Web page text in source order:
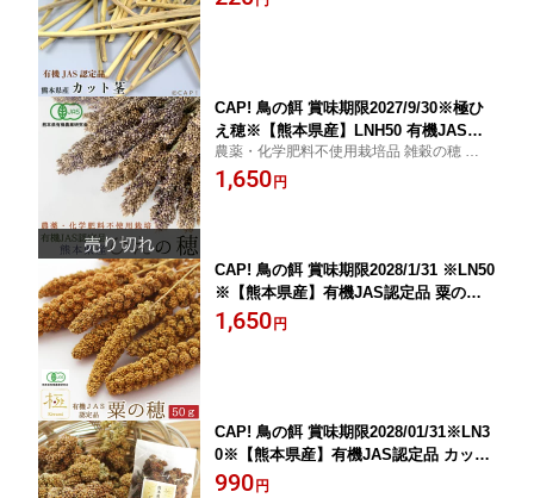
CAP! 鳥の餌 賞味期限2027/9/30※極ひ
え穂※【熊本県産】LNH50 有機JAS認
定品 【極】ひえの穂 50g 2025年産 ★
農薬・化学肥料不使用栽培品 雑穀の穂 期間
限定
1,650円
CAP! 鳥の餌 賞味期限2028/1/31 ※LN50
※【熊本県産】有機JAS認定品 粟の穂
【極】 50g 2025年産 ★
1,650円
CAP! 鳥の餌 賞味期限2028/01/31※LN3
0※【熊本県産】有機JAS認定品 カット
粟の穂 30g 2025年産 極おためしパック
990円